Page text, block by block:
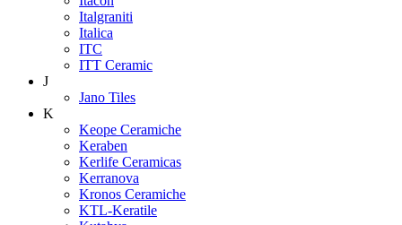
Italgraniti
Italica
ITC
ITT Ceramic
J
Jano Tiles
K
Keope Ceramiche
Keraben
Kerlife Ceramicas
Kerranova
Kronos Ceramiche
KTL-Keratile